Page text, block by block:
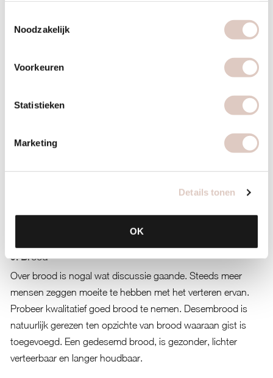
Noodzakelijk
Voorkeuren
Statistieken
Marketing
Details tonen
OK
Ongeraffineerde granen leveren veel energie en zitten vol
voedingstoffen verwijderd en vervangen voor synthetische
stoffen. Kies in plaats van de standaard tarwe, rijst en pasta
ook eens voor onderstaande (pseudo)graansoorten. Je vindt
9. Brood
Over brood is nogal wat discussie gaande. Steeds meer
mensen zeggen moeite te hebben met het verteren ervan.
Probeer kwalitatief goed brood te nemen. Desembrood is
natuurlijk gerezen ten opzichte van brood waaraan gist is
toegevoegd. Een gedesemd brood, is gezonder, lichter
verteerbaar en langer houdbaar.